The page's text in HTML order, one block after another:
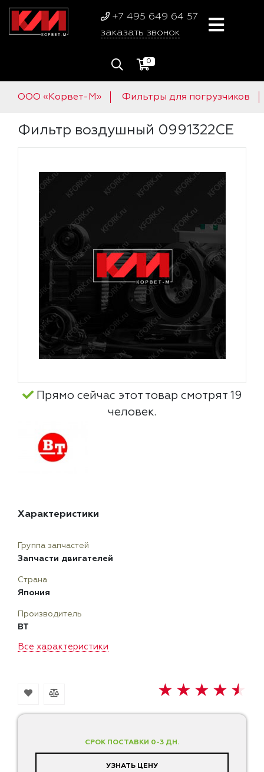
+7 495 649 64 57
заказать звонок
0
ООО «Корвет-М» Фильтры для погрузчиков
Фильтр воздушный 0991322CE
СРОК ПОСТАВКИ 0-3 ДН.
УЗНАТЬ ЦЕНУ
Прямо сейчас этот товар смотрят 19
человек.
Характеристики
Все характеристики
Группа запчастей
Запчасти двигателей
Страна
Япония
Производитель
BT